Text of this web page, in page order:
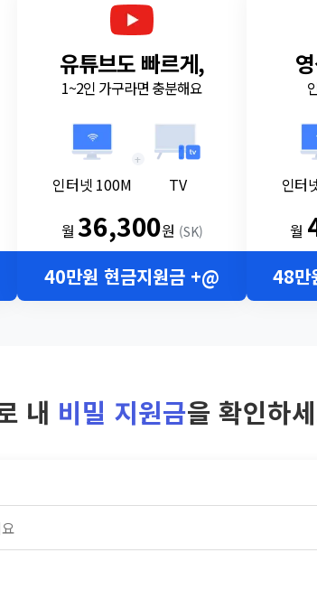
유튜브도 빠르게,
1~2인 가구라면 충분해요
인터넷 100M
+
TV
월36,300원 (SK)
40만원 현금지원금 +@
인터
월
48만
내 비밀 지원금을 확인하